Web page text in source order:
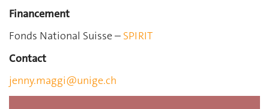
Financement
Fonds National Suisse – SPIRIT
Contact
jenny.maggi@unige.ch